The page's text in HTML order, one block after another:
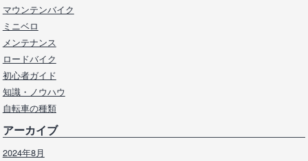
マウンテンバイク
ミニベロ
メンテナンス
ロードバイク
初心者ガイド
知識・ノウハウ
自転車の種類
アーカイブ
2024年8月